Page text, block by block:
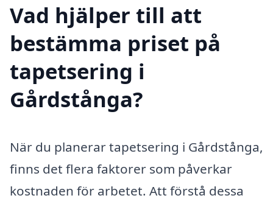
Vad hjälper till att
bestämma priset på
tapetsering i
Gårdstånga?
När du planerar tapetsering i Gårdstånga,
finns det flera faktorer som påverkar
kostnaden för arbetet. Att förstå dessa